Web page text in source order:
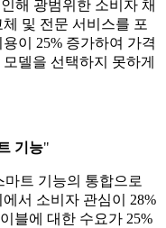
해 광범위한 소비자 채
및 전문 서비스를 포
이 25% 증가하여 가격
델을 선택하지 못하게
기능"
마트 기능의 통합으로
서 소비자 관심이 28%
블에 대한 수요가 25%